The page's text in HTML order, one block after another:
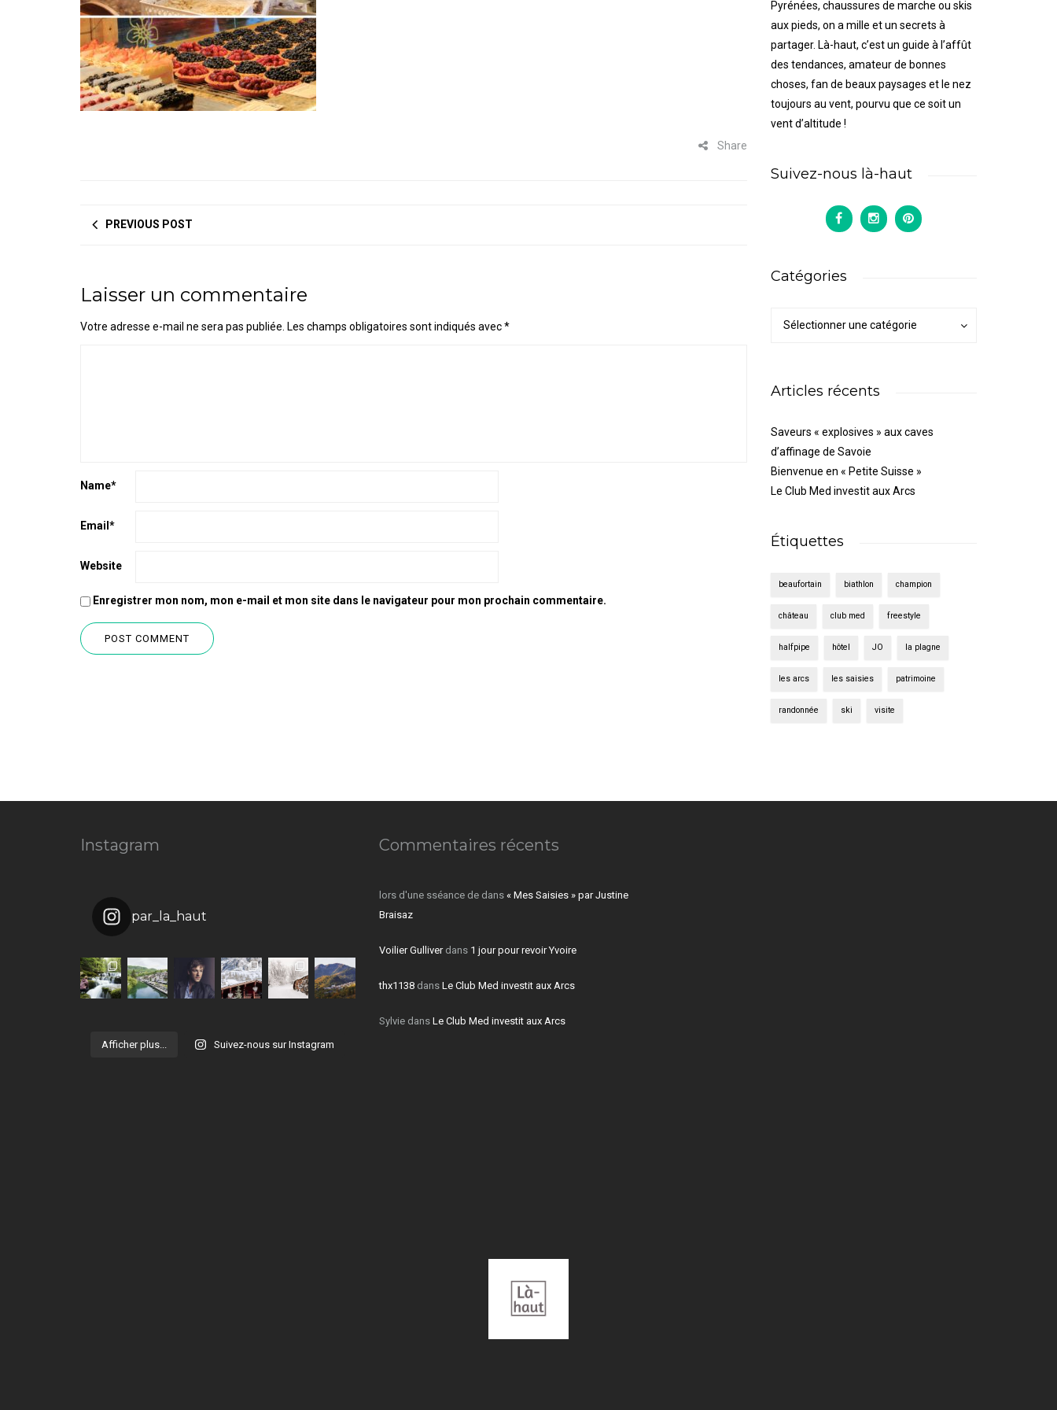
Share
PREVIOUS POST
Laisser un commentaire
Votre adresse e-mail ne sera pas publiée. Les champs obligatoires sont indiqués avec*
Name*
Email *
Website
Enregistrer mon nom, mon e-mail et mon site dans le navigateur pour mon prochain commentaire.
Pyrénées, chaussures de marche ou skis
aux pieds, on a mille et un secrets à
partager. Là-haut, c’est un guide à l’affût
des tendances, amateur de bonnes
choses, fan de beaux paysages et le nez
toujours au vent, pourvu que ce soit un
vent d’altitude !
Suivez-nous là-haut
Catégories
Sélectionner une catégorie
Articles récents
Saveurs « explosives » aux caves
d’affinage de Savoie
Bienvenue en « Petite Suisse »
Le Club Med investit aux Arcs
Étiquettes
beaufortain biathlon champion
château club med freestyle
halfpipe hôtel JO la plagne
les arcs les saisies patrimoine
randonnée ski visite
Instagram
par_la_haut
Afficher plus... Suivez-nous sur Instagram
Commentaires récents
lors d'une sséance dedans « Mes Saisies » par Justine
Braisaz
Voilier Gulliverdans 1 jour pour revoir Yvoire
thx1138dans Le Club Med investit aux Arcs
Sylviedans Le Club Med investit aux Arcs